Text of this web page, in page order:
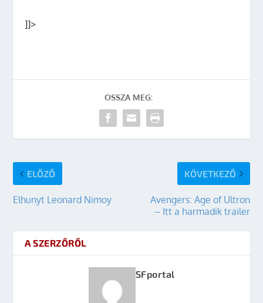
]]>
OSSZA MEG:
ELŐZŐ
Elhunyt Leonard Nimoy
KÖVETKEZŐ
Avengers: Age of Ultron
– Itt a harmadik trailer
A SZERZŐRŐL
SFportal